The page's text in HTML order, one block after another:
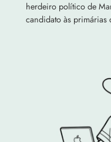
herdeiro político de
candidato às primárias